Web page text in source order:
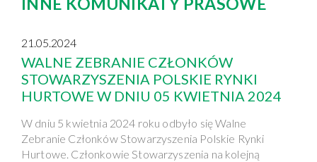
21.05.2024
WALNE ZEBRANIE CZŁONKÓW
STOWARZYSZENIA POLSKIE RYNKI
HURTOWE W DNIU 05 KWIETNIA 2024
W dniu 5 kwietnia 2024 roku odbyło się Walne
Zebranie Członków Stowarzyszenia Polskie Rynki
Hurtowe. Członkowie Stowarzyszenia na kolejną